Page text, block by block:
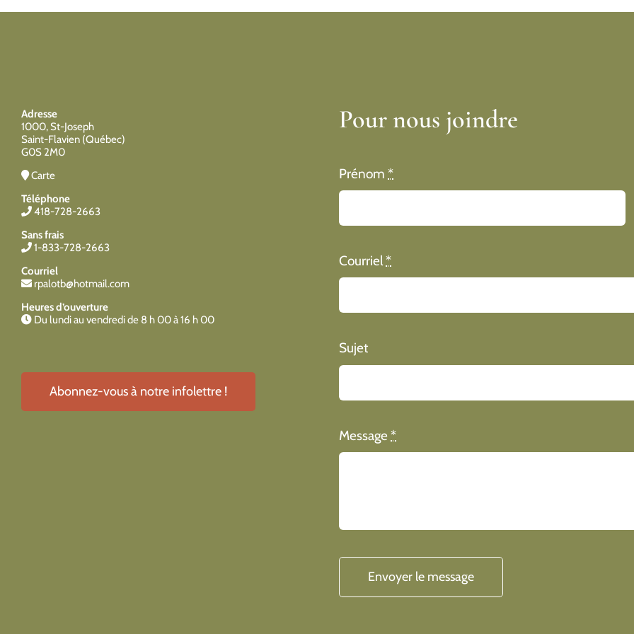
Adresse
1000, St-Joseph
Saint-Flavien (Québec)
G0S 2M0
Carte
Téléphone
418-728-2663
Sans frais
1-833-728-2663
Courriel
rpalotb@hotmail.com
Heures d’ouverture
Du lundi au vendredi de 8 h 00 à 16 h 00
Abonnez-vous à notre infolettre !
Pour nous joindre
Prénom*
Courriel*
Sujet
Message*
Envoyer le message